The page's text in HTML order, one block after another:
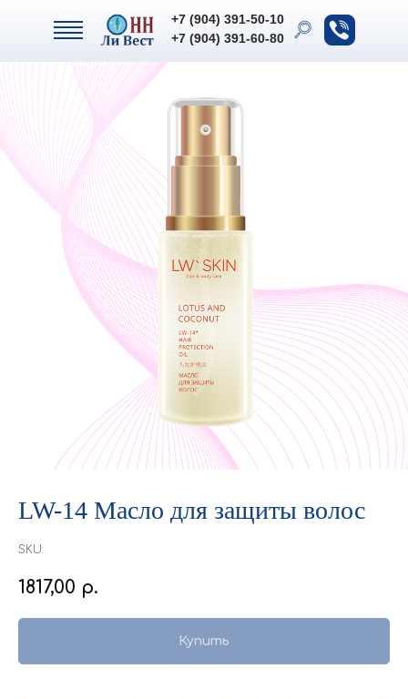
+7 (904) 391-60-80
+7 (904) 391-50-10
+7 (904) 391-60-80
+7 (904) 391-50-10
LW-14 Масло для защиты волос
SKU:
1817,00 р.
Купить